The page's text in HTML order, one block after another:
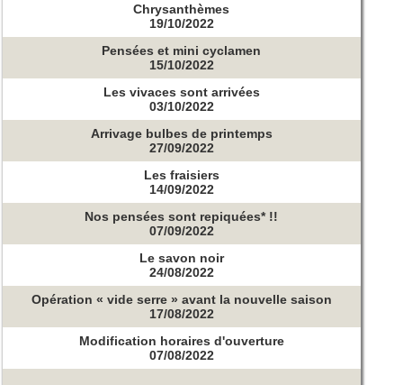
Chrysanthèmes
19/10/2022
Pensées et mini cyclamen
15/10/2022
Les vivaces sont arrivées
03/10/2022
Arrivage bulbes de printemps
27/09/2022
Les fraisiers
14/09/2022
Nos pensées sont repiquées* !!
07/09/2022
Le savon noir
24/08/2022
Opération « vide serre » avant la nouvelle saison
17/08/2022
Modification horaires d'ouverture
07/08/2022